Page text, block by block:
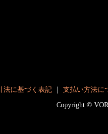
法に基づく表記｜ 支払い方法に
Copyright ©